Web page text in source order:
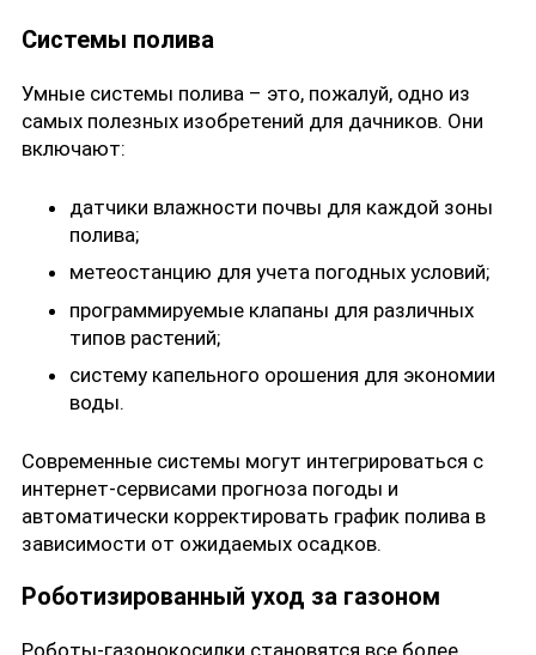
Системы полива
Умные системы полива – это, пожалуй, одно из
самых полезных изобретений для дачников. Они
включают:
датчики влажности почвы для каждой зоны
полива;
метеостанцию для учета погодных условий;
программируемые клапаны для различных
типов растений;
систему капельного орошения для экономии
воды.
Современные системы могут интегрироваться с
интернет-сервисами прогноза погоды и
автоматически корректировать график полива в
зависимости от ожидаемых осадков.
Роботизированный уход за газоном